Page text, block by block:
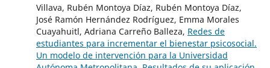
Villava, Rubén Montoya Díaz, Rubén Montoya Díaz,
José Ramón Hernández Rodríguez, Emma Morales
Cuayahuitl, Adriana Carreño Balleza, Redes de
estudiantes para incrementar el bienestar psicosocial.
Un modelo de intervención para la Universidad